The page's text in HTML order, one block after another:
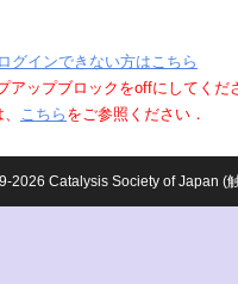
ログインできない方はこちら
アップブロックをoffにしてくだ
こちら をご参照ください．
2026 Catalysis Society of Japan (